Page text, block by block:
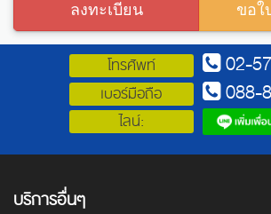
ลงทะเบียน ขอใ
โทรศัพท์ 02-
เบอร์มือถือ 088-
ไลน์:
บริการอื่นๆ